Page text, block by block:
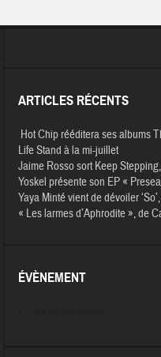
ARTICLES RÉCENTS
Hot Chip rééditera ses albums
Life Stand à la mi-juillet
Jaime Rosso sort Keep
Yoskel présente son EP «
Yaya Minté vient de dévoiler
« Les larmes d’Aphrodite », de
ÉVÈNEMENT